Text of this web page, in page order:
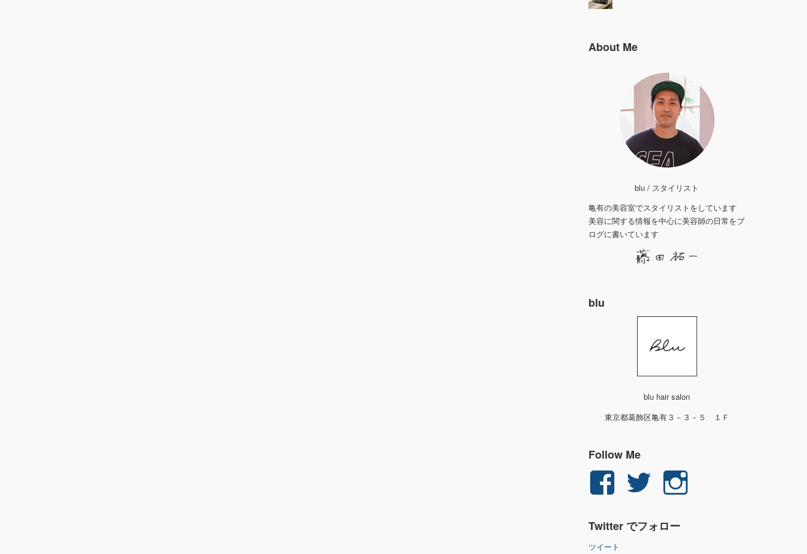
About Me
blu / スタイリスト
亀有の美容室でスタイリストをしています
美容に関する情報を中心に美容師の日常をブ
ログに書いています
blu
blu hair salon
東京都葛飾区亀有３－３－５ １Ｆ
Follow Me
yuichi.fujita.351
ん
yu_1_fjt
ん
Twitter でフォロー
ツイート